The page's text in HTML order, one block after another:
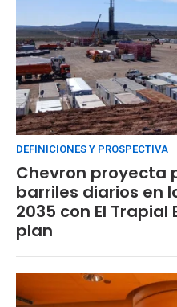
DEFINICIONES Y PROSPECTIVA
Chevron proyecta
barriles diarios en
2035 con El
plan